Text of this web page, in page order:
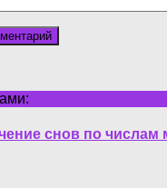
снов по числам